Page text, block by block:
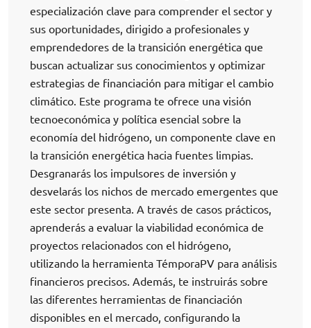
especialización clave para comprender el sector y
sus oportunidades, dirigido a profesionales y
emprendedores de la transición energética que
buscan actualizar sus conocimientos y optimizar
estrategias de financiación para mitigar el cambio
climático. Este programa te ofrece una visión
tecnoeconómica y política esencial sobre la
economía del hidrógeno, un componente clave en
la transición energética hacia fuentes limpias.
Desgranarás los impulsores de inversión y
desvelarás los nichos de mercado emergentes que
este sector presenta. A través de casos prácticos,
aprenderás a evaluar la viabilidad económica de
proyectos relacionados con el hidrógeno,
utilizando la herramienta TémporaPV para análisis
financieros precisos. Además, te instruirás sobre
las diferentes herramientas de financiación
disponibles en el mercado, configurando la